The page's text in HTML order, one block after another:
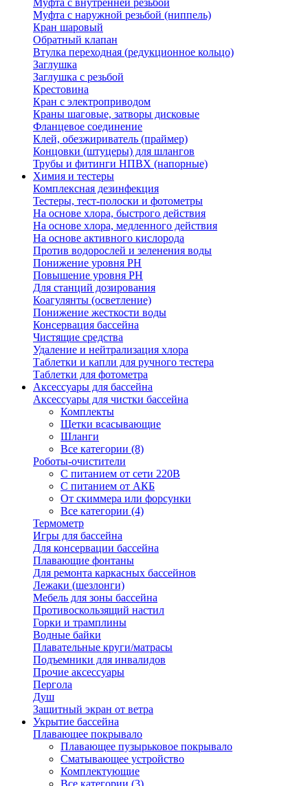
Муфта с внутренней резьбой
Муфта с наружной резьбой (ниппель)
Кран шаровый
Обратный клапан
Втулка переходная (редукционное кольцо)
Заглушка
Заглушка с резьбой
Крестовина
Кран с электроприводом
Краны шаговые, затворы дисковые
Фланцевое соединение
Клей, обезжириватель (праймер)
Концовки (штуцеры) для шлангов
Трубы и фитинги НПВХ (напорные)
Химия и тестеры
Комплексная дезинфекция
Тестеры, тест-полоски и фотометры
На основе хлора, быстрого действия
На основе хлора, медленного действия
На основе активного кислорода
Против водорослей и зеленения воды
Понижение уровня РН
Повышение уровня РН
Для станций дозирования
Коагулянты (осветление)
Понижение жесткости воды
Консервация бассейна
Чистящие средства
Удаление и нейтрализация хлора
Таблетки и капли для ручного тестера
Таблетки для фотометра
Аксессуары для бассейна
Аксессуары для чистки бассейна
Комплекты
Щетки всасывающие
Шланги
Все категории (8)
Роботы-очистители
С питанием от сети 220В
С питанием от АКБ
От скиммера или форсунки
Все категории (4)
Термометр
Игры для бассейна
Для консервации бассейна
Плавающие фонтаны
Для ремонта каркасных бассейнов
Лежаки (шезлонги)
Мебель для зоны бассейна
Противоскользящий настил
Горки и трамплины
Водные байки
Плавательные круги/матрасы
Подъемники для инвалидов
Прочие аксессуары
Пергола
Душ
Защитный экран от ветра
Укрытие бассейна
Плавающее покрывало
Плавающее пузырьковое покрывало
Сматывающее устройство
Комплектующие
Все категории (3)